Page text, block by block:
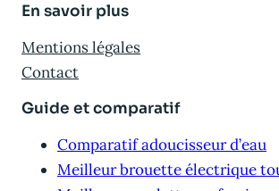
En savoir plus
Mentions légales
Contact
Guide et comparatif
Comparatif adoucisseur d’eau
Meilleur brouette électrique